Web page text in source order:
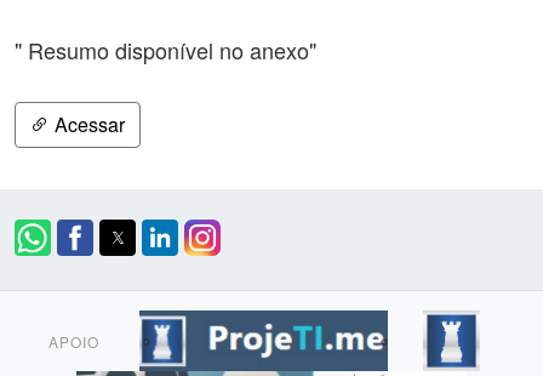
" Resumo disponível no anexo"
Acessar
APOIO